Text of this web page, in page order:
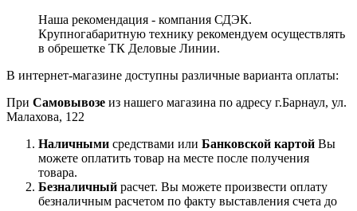
Наша рекомендация - компания СДЭК.
Крупногабаритную технику рекомендуем осуществлять
в обрешетке ТК Деловые Линии.
В интернет-магазине доступны различные варианта оплаты:
При Самовывозе из нашего магазина по адресу г.Барнаул, ул.
Малахова, 122
Наличными средствами или Банковской картой Вы
можете оплатить товар на месте после получения
товара.
Безналичный расчет. Вы можете произвести оплату
безналичным расчетом по факту выставления счета до